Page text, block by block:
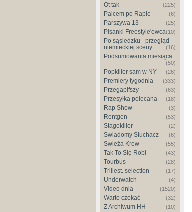
Ot tak (225)
Palcem po Rapie (6)
Parszywa 13 (25)
Pisanki Freestyle'owca(10)
Po sąsiedzku - przegląd
niemieckiej sceny
(16)
Podsumowania miesiąca
(50)
Popkiller sam w NY (26)
Premiery tygodnia (333)
Przegapifszy (63)
Przesyłka polecana (18)
Rap Show (3)
Rentgen (53)
Stagekiller (2)
Świadomy Słuchacz (6)
Świeża Krew (55)
Tak To Się Robi (43)
Tourbus (28)
Trillest. selection (17)
Underwatch (4)
Video dnia (1520)
Warto czekać (32)
Z Archiwum HH (10)